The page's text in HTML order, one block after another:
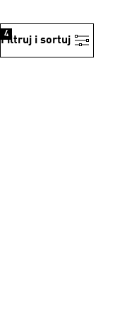
Filtruj i sortuj
4